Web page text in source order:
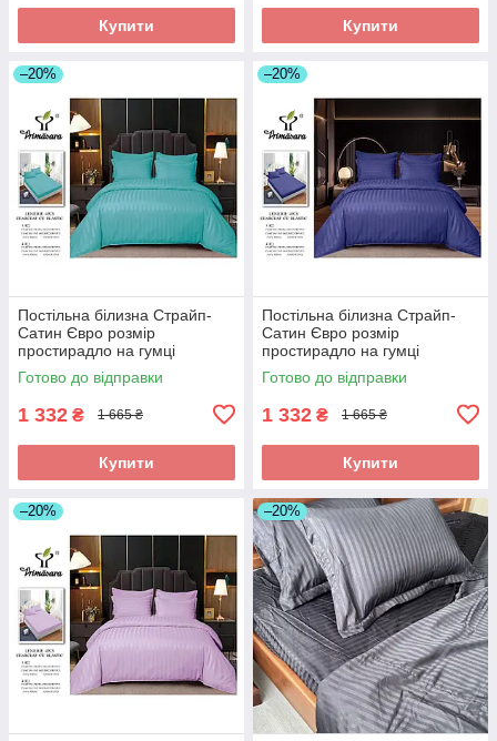
Купити Купити
–20%
Постільна білизна Страйп-
Сатин Євро розмір
простирадло на гумці
Готово до відправки
1 332 ₴ 1 665 ₴
Купити
–20%
Постільна білизна Страйп-
Сатин Євро розмір
простирадло на гумці
180*200+25см Висока якість
Готово до відправки
1 332 ₴ 1 665 ₴
Купити
–20% –20%